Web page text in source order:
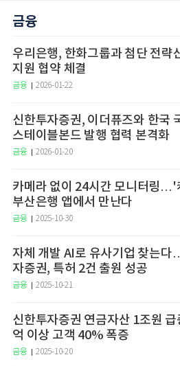
금융
우리은행, 한화그룹과 첨단 전략
지원 협약 체결
금융 2026-01-22
신한투자증권, 이더퓨즈와 한국
스테이블본드 발행 협력 본격화
금융 2026-01-20
카메라 없이 24시간 모니터링…'
부산은행 앱에서 만난다
금융 2025-10-30
자체 개발 AI로 유사기업 찾는
자증권, 특허 2건 출원 성공
금융 2025-10-21
신한투자증권 연금자산 1조원
억 이상 고객 40% 폭증
금융 2025-10-20